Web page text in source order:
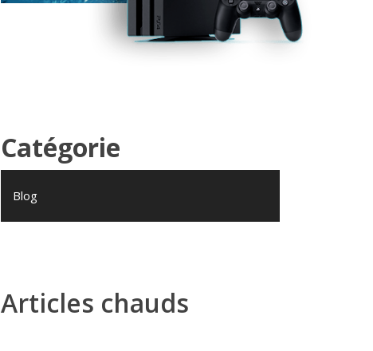
Catégorie
Blog
Articles chauds